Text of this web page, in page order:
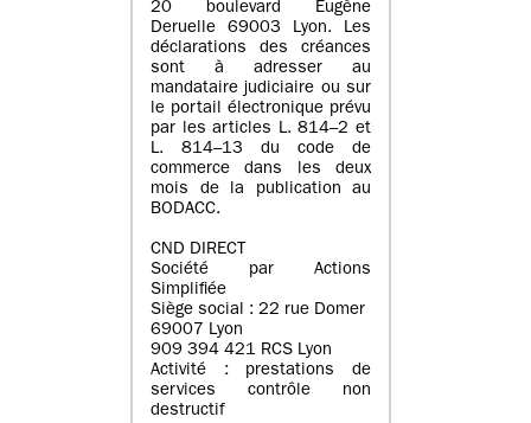
20 boulevard Eugène
Deruelle 69003 Lyon. Les
déclarations des créances
sont à adresser au
mandataire judiciaire ou sur
le portail électronique prévu
par les articles L. 814–2 et
L. 814–13 du code de
commerce dans les deux
mois de la publication au
BODACC.
CND DIRECT
Société par Actions
Simplifiée
Siège social : 22 rue Domer
69007 Lyon
909 394 421 RCS Lyon
Activité : prestations de
services contrôle non
destructif